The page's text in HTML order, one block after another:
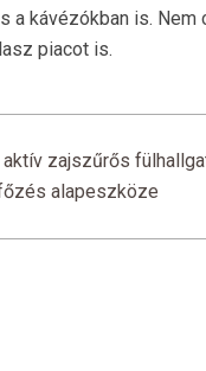
a kávézókban is.
piacot is.
zajszűrős
alapeszköze